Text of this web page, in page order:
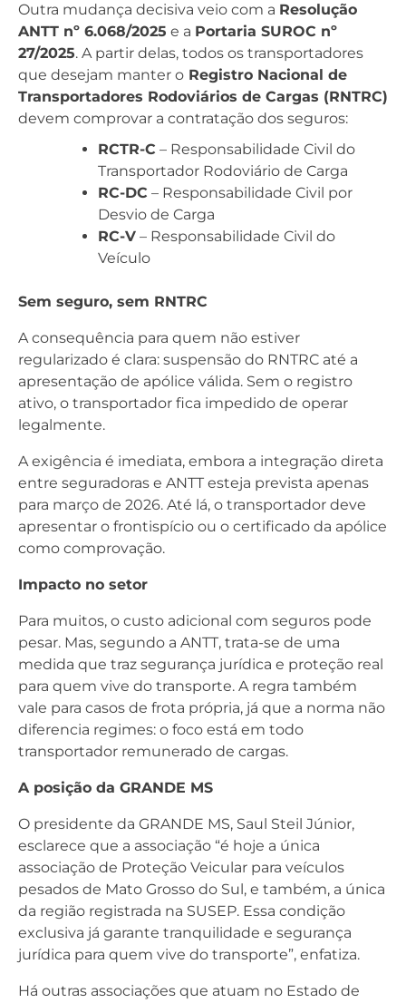
Outra mudança decisiva veio com a Resolução
ANTT nº 6.068/2025 e a Portaria SUROC nº
27/2025. A partir delas, todos os transportadores
que desejam manter o Registro Nacional de
Transportadores Rodoviários de Cargas (RNTRC)
devem comprovar a contratação dos seguros:
RCTR-C – Responsabilidade Civil do
Transportador Rodoviário de Carga
RC-DC – Responsabilidade Civil por
Desvio de Carga
RC-V – Responsabilidade Civil do
Veículo
Sem seguro, sem RNTRC
A consequência para quem não estiver
regularizado é clara: suspensão do RNTRC até a
apresentação de apólice válida. Sem o registro
ativo, o transportador fica impedido de operar
legalmente.
A exigência é imediata, embora a integração direta
entre seguradoras e ANTT esteja prevista apenas
para março de 2026. Até lá, o transportador deve
apresentar o frontispício ou o certificado da apólice
como comprovação.
Impacto no setor
Para muitos, o custo adicional com seguros pode
pesar. Mas, segundo a ANTT, trata-se de uma
medida que traz segurança jurídica e proteção real
para quem vive do transporte. A regra também
vale para casos de frota própria, já que a norma não
diferencia regimes: o foco está em todo
transportador remunerado de cargas.
A posição da GRANDE MS
O presidente da GRANDE MS, Saul Steil Júnior,
esclarece que a associação “é hoje a única
associação de Proteção Veicular para veículos
pesados de Mato Grosso do Sul, e também, a única
da região registrada na SUSEP. Essa condição
exclusiva já garante tranquilidade e segurança
jurídica para quem vive do transporte”, enfatiza.
Há outras associações que atuam no Estado de